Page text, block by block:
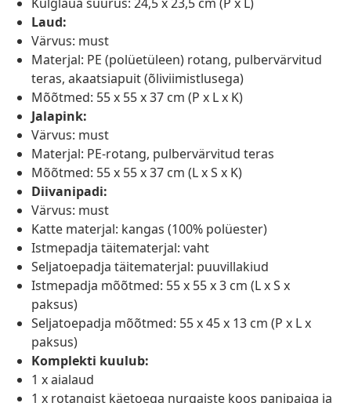
Laud:
Värvus: must
Materjal: PE (polüetüleen) rotang, pulbervärvitud
teras, akaatsiapuit (õliviimistlusega)
Mõõtmed: 55 x 55 x 37 cm (P x L x K)
Jalapink:
Värvus: must
Materjal: PE-rotang, pulbervärvitud teras
Mõõtmed: 55 x 55 x 37 cm (L x S x K)
Diivanipadi:
Värvus: must
Katte materjal: kangas (100% polüester)
Istmepadja täitematerjal: vaht
Seljatoepadja täitematerjal: puuvillakiud
Istmepadja mõõtmed: 55 x 55 x 3 cm (L x S x
paksus)
Seljatoepadja mõõtmed: 55 x 45 x 13 cm (P x L x
paksus)
Komplekti kuulub:
1 x aialaud
1 x rotangist käetoega nurgaiste koos panipaiga ja